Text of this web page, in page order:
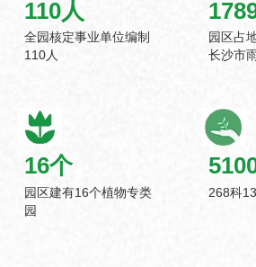
110人
全园核定事业单位编制
110人
园区占
长沙市
16个
园区建有16个植物专类
园
268科